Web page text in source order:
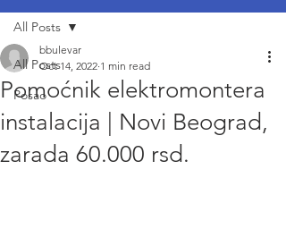
All Posts
Posao
All Posts
Pomoćnik elektromontera
instalacija | Novi Beograd,
zarada 60.000 rsd.
bbulevar
Oct 14, 2022 1 min read